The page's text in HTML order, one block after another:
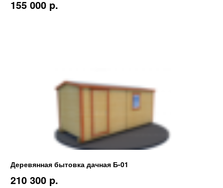
155 000 p.
Деревянная бытовка дачная Б-01
210 300 p.